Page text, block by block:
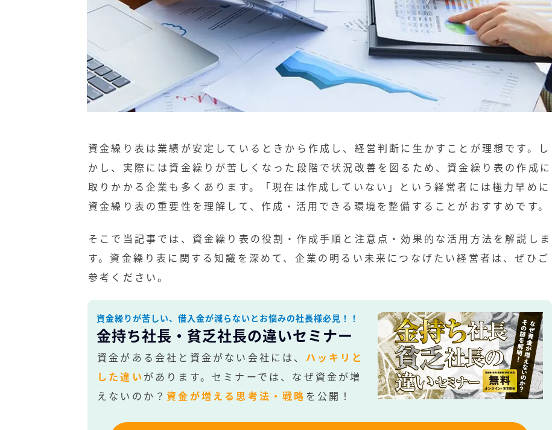
資金繰り表は業績が安定しているときから作成し、経営判断に生かすことが理想です。し
かし、実際には資金繰りが苦しくなった段階で状況改善を図るため、資金繰り表の作成に
取りかかる企業も多くあります。「現在は作成していない」という経営者には極力早めに
資金繰り表の重要性を理解して、作成・活用できる環境を整備することがおすすめです。
そこで当記事では、資金繰り表の役割・作成手順と注意点・効果的な活用方法を解説しま
す。資金繰り表に関する知識を深めて、企業の明るい未来につなげたい経営者は、ぜひご
参考ください。
資金繰りが苦しい、借入金が減らないとお悩みの社長様必見！！
金持ち社長・貧乏社長の違いセミナー
資金がある会社と資金がない会社には、 ハッキリと
した違い があります。セミナーでは、なぜ資金が増
えないのか？資金が増える思考法・戦略 を公開！